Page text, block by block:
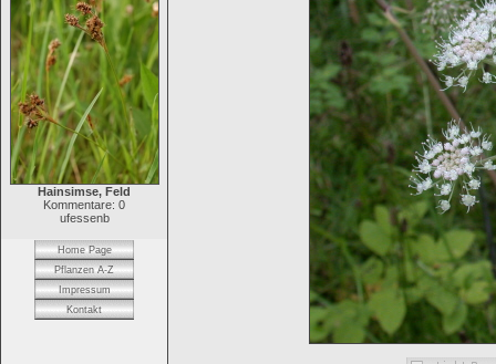
Hainsimse, Feld
Kommentare: 0
ufessenb
Home Page
Pflanzen A-Z
Impressum
Kontakt